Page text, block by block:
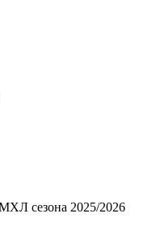
сезона 2025/2026